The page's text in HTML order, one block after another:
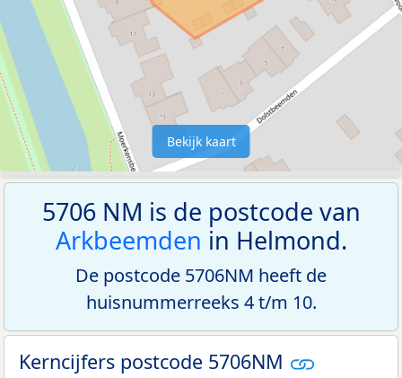
Bekijk kaart
5706 NM is de postcode van
Arkbeemden in Helmond.
De postcode 5706NM heeft de
huisnummerreeks 4 t/m 10.
Kerncijfers postcode 5706NM